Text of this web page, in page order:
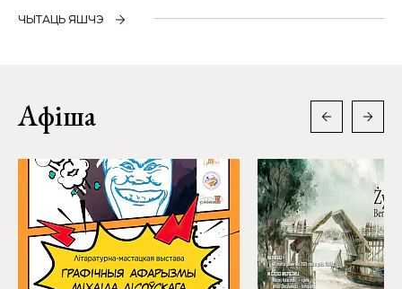
ЧЫТАЦЬ ЯШЧЭ
Афіша